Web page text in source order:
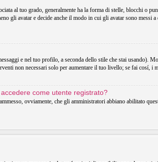
al tuo grado, generalmente ha la forma di stelle, blocchi o
gli avatar e decide anche il modo in cui gli avatar sono messi
e nel tuo profilo, a seconda dello stile che stai usando).
non necessari solo per aumentare il tuo livello; se fai cosí,
come utente registrato?
ovviamente, che gli amministratori abbiano abilitato